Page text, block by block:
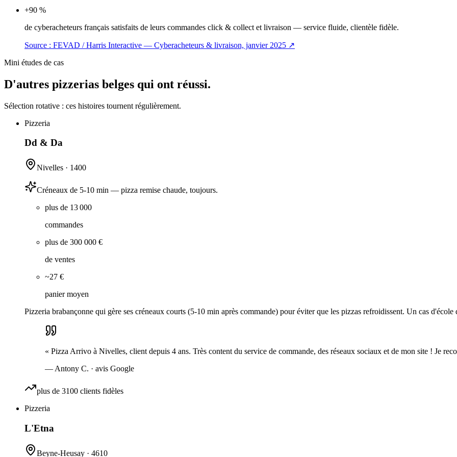
+90 %
de cyberacheteurs français satisfaits de leurs commandes click & collect et livraison — service fluide, clientèle fidèle.
Source : FEVAD / Harris Interactive — Cyberacheteurs & livraison, janvier 2025 ↗
Mini études de cas
D'autres pizzerias belges qui ont réussi.
Sélection rotative : ces histoires tournent régulièrement.
Pizzeria
Dd & Da
Nivelles · 1400
Créneaux de 5-10 min — pizza remise chaude, toujours.
plus de 13 000
commandes
plus de 300 000 €
de ventes
~27 €
panier moyen
Pizzeria brabançonne qui gère ses créneaux courts (5-10 min après commande) pour éviter que les pizzas refroidissent. Un cas
« Pizza Arrivo à Nivelles, client depuis 4 ans. Très content du service de commande, des réseaux sociaux et de mon site ! Je
— Antony C. · avis Google
plus de 3100 clients fidèles
Pizzeria
L'Etna
Beyne-Heusay · 4610